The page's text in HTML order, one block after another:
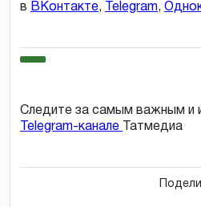
в ВКонтакте, Telegram,
Следите за самым важным и
Telegram-канале
Татмедиа